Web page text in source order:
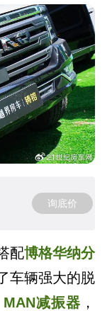
询底价
配博格华纳分
车辆强大的脱
减振器 ，